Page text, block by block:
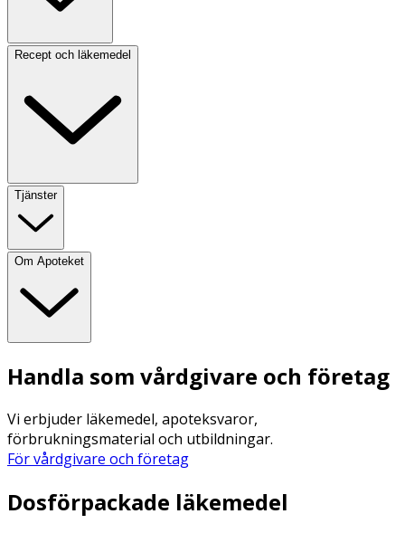
Recept och läkemedel
Tjänster
Om Apoteket
Handla som vårdgivare och företag
Vi erbjuder läkemedel, apoteksvaror,
förbrukningsmaterial och utbildningar.
För vårdgivare och företag
Dosförpackade läkemedel